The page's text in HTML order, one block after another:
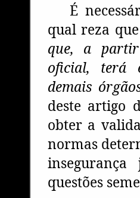
É
qual reza
que, a
oficial, terá
demais
deste artigo
obter a
normas
questões